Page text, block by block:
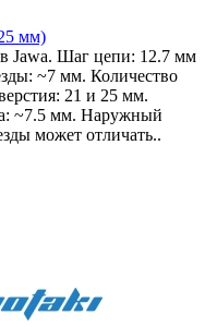
мм)
Jawa. Шаг цепи: 12.7 мм
~7 мм. Количество
21 и 25 мм.
~7.5 мм. Наружный
может отличать..